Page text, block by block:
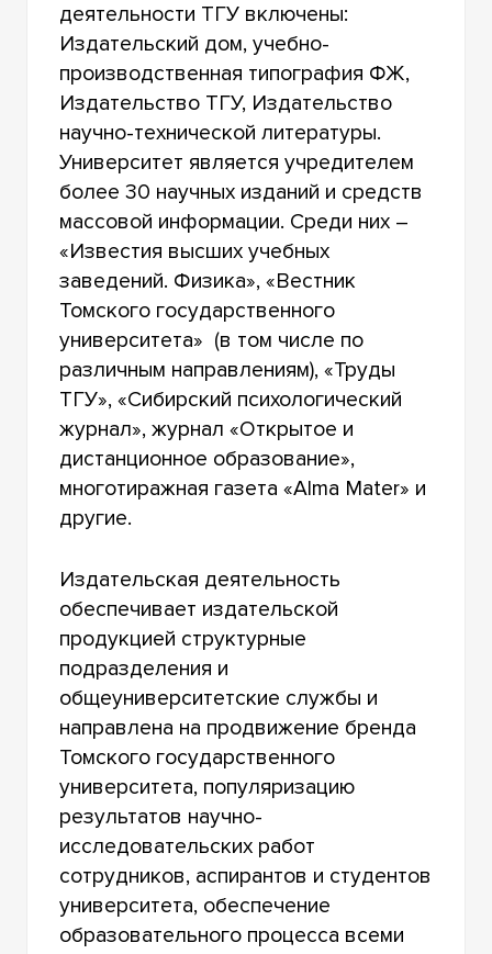
деятельности ТГУ включены:
Издательский дом, учебно-
производственная типография ФЖ,
Издательство ТГУ, Издательство
научно-технической литературы.
Университет является учредителем
более 30 научных изданий и средств
массовой информации. Среди них –
«Известия высших учебных
заведений. Физика», «Вестник
Томского государственного
университета» (в том числе по
различным направлениям), «Труды
ТГУ», «Сибирский психологический
журнал», журнал «Открытое и
дистанционное образование»,
многотиражная газета «Alma Mater» и
другие.
Издательская деятельность
обеспечивает издательской
продукцией структурные
подразделения и
общеуниверситетские службы и
направлена на продвижение бренда
Томского государственного
университета, популяризацию
результатов научно-
исследовательских работ
сотрудников, аспирантов и студентов
университета, обеспечение
образовательного процесса всеми